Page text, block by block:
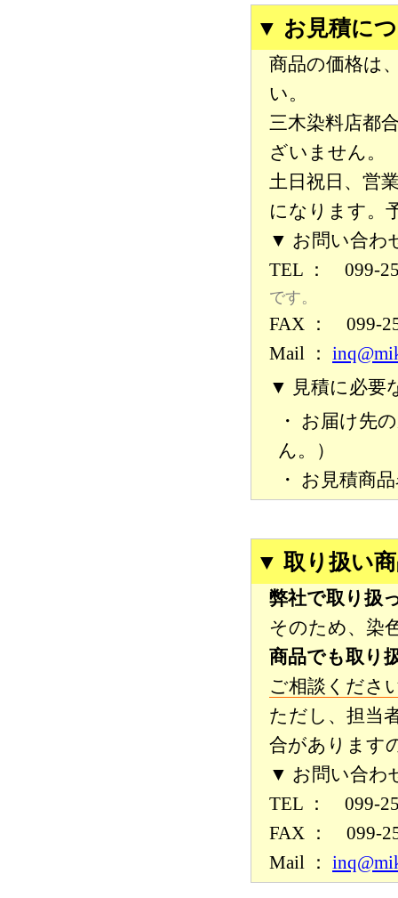
▼ お見積に
商品の価格は
い。
三木染料店都
ざいません。
土日祝日、営
になります。
▼ お問い合わ
TEL ： 099-
です。
FAX ： 099-
Mail ：
▼ 見積に必要
・ お届け先
ん。）
・ お見積商
▼ 取り扱い
弊社で取り扱
そのため、染
商品でも取り
ご相談くださ
ただし、担当
合があります
▼ お問い合わ
TEL ： 099-
FAX ： 099-
Mail ：